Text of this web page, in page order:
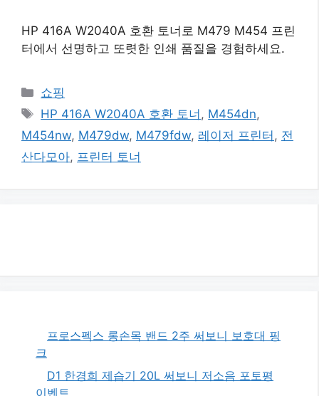
HP 416A W2040A 호환 토너로 M479 M454 프린
터에서 선명하고 또렷한 인쇄 품질을 경험하세요.
카
테
리
쇼핑
태
그
HP 416A W2040A 호환 토너 , M454dn,
M454nw, M479dw, M479fdw, 레이저 프린터 , 전
산다모아, 프린터 토너
프로스펙스 롱손목 밴드 2주 써보니 보호대 핑
크
D1 한경희 제습기 20L 써보니 저소음 포토평
이벤트